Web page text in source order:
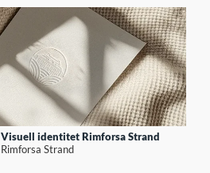
Visuell identitet Rimforsa Strand
Rimforsa Strand